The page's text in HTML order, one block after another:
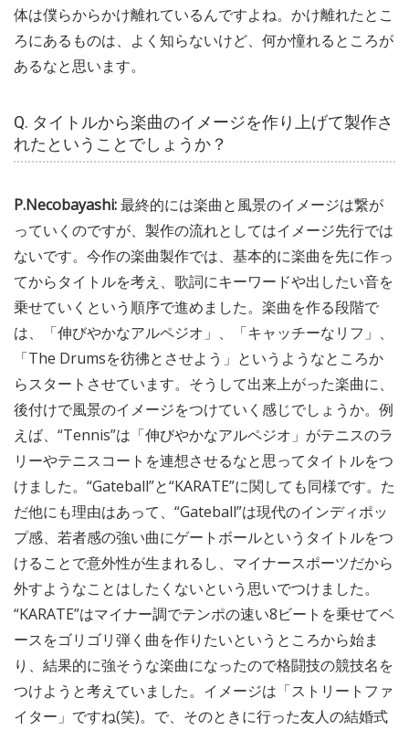
体は僕らからかけ離れているんですよね。かけ離れたとこ
ろにあるものは、よく知らないけど、何か憧れるところが
あるなと思います。
Q. タイトルから楽曲のイメージを作り上げて製作さ
れたということでしょうか？
P.Necobayashi:最終的には楽曲と風景のイメージは繋が
っていくのですが、製作の流れとしてはイメージ先行では
ないです。今作の楽曲製作では、基本的に楽曲を先に作っ
てからタイトルを考え、歌詞にキーワードや出したい音を
乗せていくという順序で進めました。楽曲を作る段階で
は、「伸びやかなアルペジオ」、「キャッチーなリフ」、
「The Drumsを彷彿とさせよう」というようなところか
らスタートさせています。そうして出来上がった楽曲に、
後付けで風景のイメージをつけていく感じでしょうか。例
えば、“Tennis”は「伸びやかなアルペジオ」がテニスのラ
リーやテニスコートを連想させるなと思ってタイトルをつ
けました。“Gateball”と“KARATE”に関しても同様です。た
だ他にも理由はあって、“Gateball”は現代のインディポッ
プ感、若者感の強い曲にゲートボールというタイトルをつ
けることで意外性が生まれるし、マイナースポーツだから
外すようなことはしたくないという思いでつけました。
“KARATE”はマイナー調でテンポの速い8ビートを乗せてベ
ースをゴリゴリ弾く曲を作りたいというところから始ま
り、結果的に強そうな楽曲になったので格闘技の競技名を
つけようと考えていました。イメージは「ストリートファ
イター」ですね(笑)。で、そのときに行った友人の結婚式